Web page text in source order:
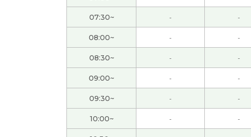
谢谢您的课！我很喜欢学中文，也喜欢爬山。希望
谢谢您的支持和帮助。现在的生活中，我说中文的
谢谢！跟您学中文很开心。下次见！
谢谢您的课！和您学中文很开心。下次见！( 50代 女
日本假期很多，中国有点少。下次见
07:30~ - -
08:00~ - -
08:30~ - -
09:00~ - -
09:30~ - -
10:00~ - -